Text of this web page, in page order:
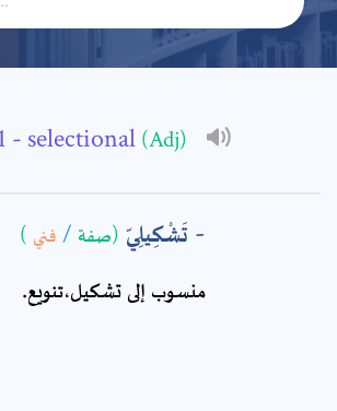
- selectional (Adj)
تَشْكِيلِيّ (صفة / فني )
منسوب إلى تشكيل،تنويع‏.
*